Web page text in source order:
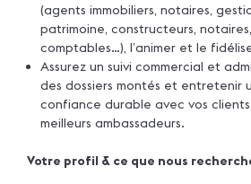
(agents immobiliers, notaires,
patrimoine, constructeurs,
comptables…), l’animer et le
Assurez un suivi commercial et
des dossiers montés et entretenir
confiance durable avec vos
meilleurs ambassadeurs.
Votre profil & ce que nous